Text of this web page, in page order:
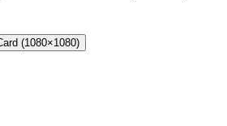
(1080×1080)